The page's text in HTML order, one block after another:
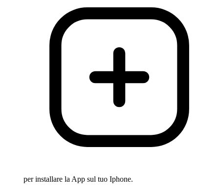
per installare la App sul tuo Iphone.